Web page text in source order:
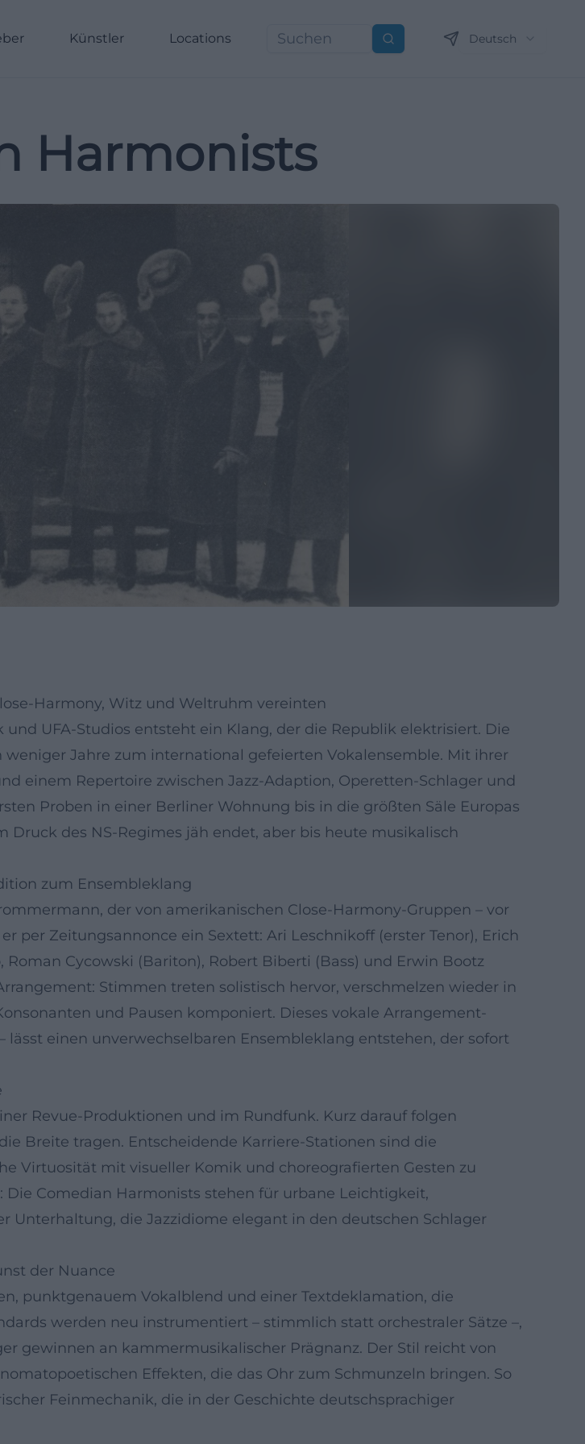
Künstler Locations Suchen Deutsch
Harmonists
Harmony, Witz und Weltruhm vereinten
UFA-Studios entsteht ein Klang, der die Republik elektrisiert. Die
Jahre zum international gefeierten Vokalensemble. Mit ihrer
einem Repertoire zwischen Jazz-Adaption, Operetten-Schlager und
Proben in einer Berliner Wohnung bis in die größten Säle Europas
Druck des NS-Regimes jäh endet, aber bis heute musikalisch
zum Ensembleklang
der von amerikanischen Close-Harmony-Gruppen – vor
per Zeitungsannonce ein Sextett: Ari Leschnikoff (erster Tenor), Erich
Cycowski (Bariton), Robert Biberti (Bass) und Erwin Bootz
Stimmen treten solistisch hervor, verschmelzen wieder in
und Pausen komponiert. Dieses vokale Arrangement-
einen unverwechselbaren Ensembleklang entstehen, der sofort
Revue-Produktionen und im Rundfunk. Kurz darauf folgen
Breite tragen. Entscheidende Karriere-Stationen sind die
Virtuosität mit visueller Komik und choreografierten Gesten zu
Comedian Harmonists stehen für urbane Leichtigkeit,
die Jazzidiome elegant in den deutschen Schlager
der Nuance
punktgenauem Vokalblend und einer Textdeklamation, die
werden neu instrumentiert – stimmlich statt orchestraler Sätze –,
gewinnen an kammermusikalischer Prägnanz. Der Stil reicht von
Effekten, die das Ohr zum Schmunzeln bringen. So
Feinmechanik, die in der Geschichte deutschsprachiger